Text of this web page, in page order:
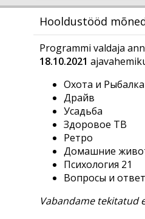
Hooldustööd
Programmi valdaja
18.10.2021
Охота и Рыбалка
Драйв
Усадьба
Здоровое ТВ
Ретро
Домашние
Психология 21
Вопросы и
Vabandame tekitatud